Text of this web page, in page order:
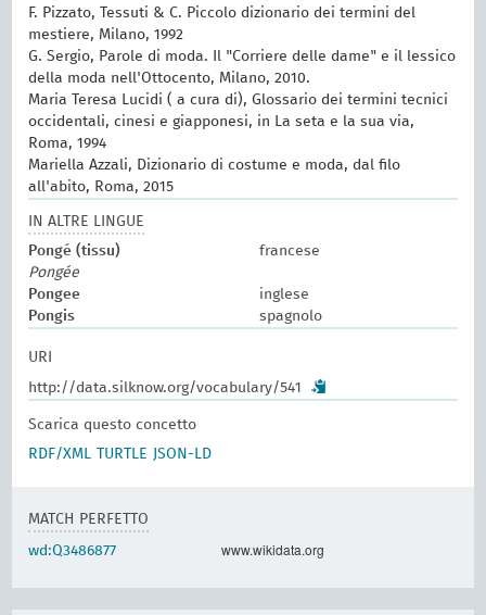
F. Pizzato, Tessuti & C. Piccolo dizionario dei termini del
mestiere, Milano, 1992
G. Sergio, Parole di moda. Il "Corriere delle dame" e il lessico
della moda nell'Ottocento, Milano, 2010.
Maria Teresa Lucidi ( a cura di), Glossario dei termini tecnici
occidentali, cinesi e giapponesi, in La seta e la sua via,
Roma, 1994
Mariella Azzali, Dizionario di costume e moda, dal filo
all'abito, Roma, 2015
IN ALTRE LINGUE
Pongé (tissu)
francese
Pongée
Pongee
inglese
Pongis
spagnolo
URI
http://data.silknow.org/vocabulary/541
Scarica questo concetto
RDF/XML
TURTLE JSON-LD
MATCH PERFETTO
wd:Q3486877 www.wikidata.org